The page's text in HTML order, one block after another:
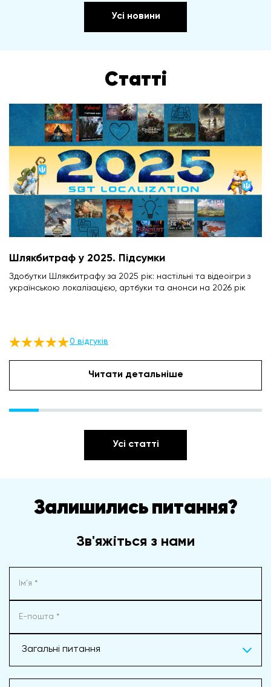
Усі новини
Статті
Шлякбитраф у 2025. Підсумки
Здобутки Шлякбитрафу за 2025 рік: настільні та відеоігри з
українською локалізацією, артбуки та анонси на 2026 рік
0 відгуків
Читати детальніше
Усі статті
Залишились питання?
Зв'яжіться з нами
Загальні питання